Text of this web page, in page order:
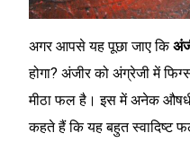
अगर आपसे यह पूछा जाए कि
होगा? अंजीर को अंग्रेजी में
मीठा फल है। इस में अनेक
कहते हैं कि यह बहुत स्वादिष्ट